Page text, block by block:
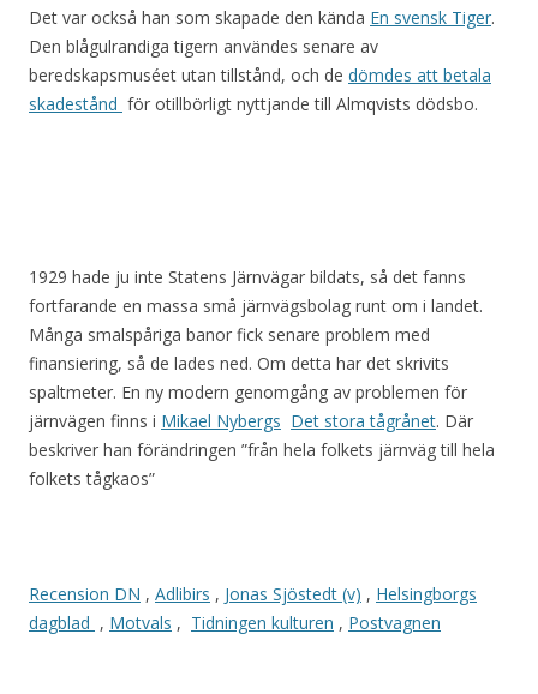
Det var också han som skapade den kända En svensk Tiger.
Den blågulrandiga tigern användes senare av
beredskapsmuséet utan tillstånd, och de dömdes att betala
skadestånd för otillbörligt nyttjande till Almqvists dödsbo.
1929 hade ju inte Statens Järnvägar bildats, så det fanns
fortfarande en massa små järnvägsbolag runt om i landet.
Många smalspåriga banor fick senare problem med
finansiering, så de lades ned. Om detta har det skrivits
spaltmeter. En ny modern genomgång av problemen för
järnvägen finns i Mikael Nybergs Det stora tågrånet. Där
beskriver han förändringen ”från hela folkets järnväg till hela
folkets tågkaos”
Recension DN , Adlibirs , Jonas Sjöstedt (v) , Helsingborgs
dagblad , Motvals , Tidningen kulturen , Postvagnen